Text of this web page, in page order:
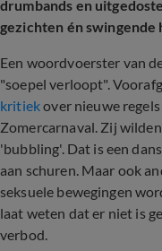
drumbands en
gezichten én swingende
Een woordvoerster van
"soepel verloopt".
kritiekover nieuwe
Zomercarnaval. Zij
'bubbling'. Dat is een
aan schuren. Maar ook
seksuele bewegingen
laat weten dat er niet is
verbod.